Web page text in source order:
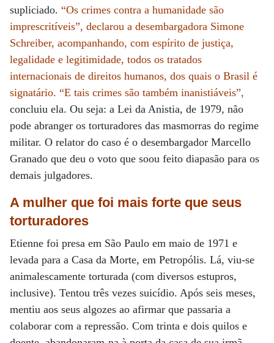
supliciado. “Os crimes contra a humanidade são
imprescritíveis”, declarou a desembargadora Simone
Schreiber, acompanhando, com espírito de justiça,
legalidade e legitimidade, todos os tratados
internacionais de direitos humanos, dos quais o Brasil é
signatário. “E tais crimes são também inanistiáveis”,
concluiu ela. Ou seja: a Lei da Anistia, de 1979, não
pode abranger os torturadores das masmorras do regime
militar. O relator do caso é o desembargador Marcello
Granado que deu o voto que soou feito diapasão para os
demais julgadores.
A mulher que foi mais forte que seus
torturadores
Etienne foi presa em São Paulo em maio de 1971 e
levada para a Casa da Morte, em Petropólis. Lá, viu-se
animalescamente torturada (com diversos estupros,
inclusive). Tentou três vezes suicídio. Após seis meses,
mentiu aos seus algozes ao afirmar que passaria a
colaborar com a repressão. Com trinta e dois quilos e